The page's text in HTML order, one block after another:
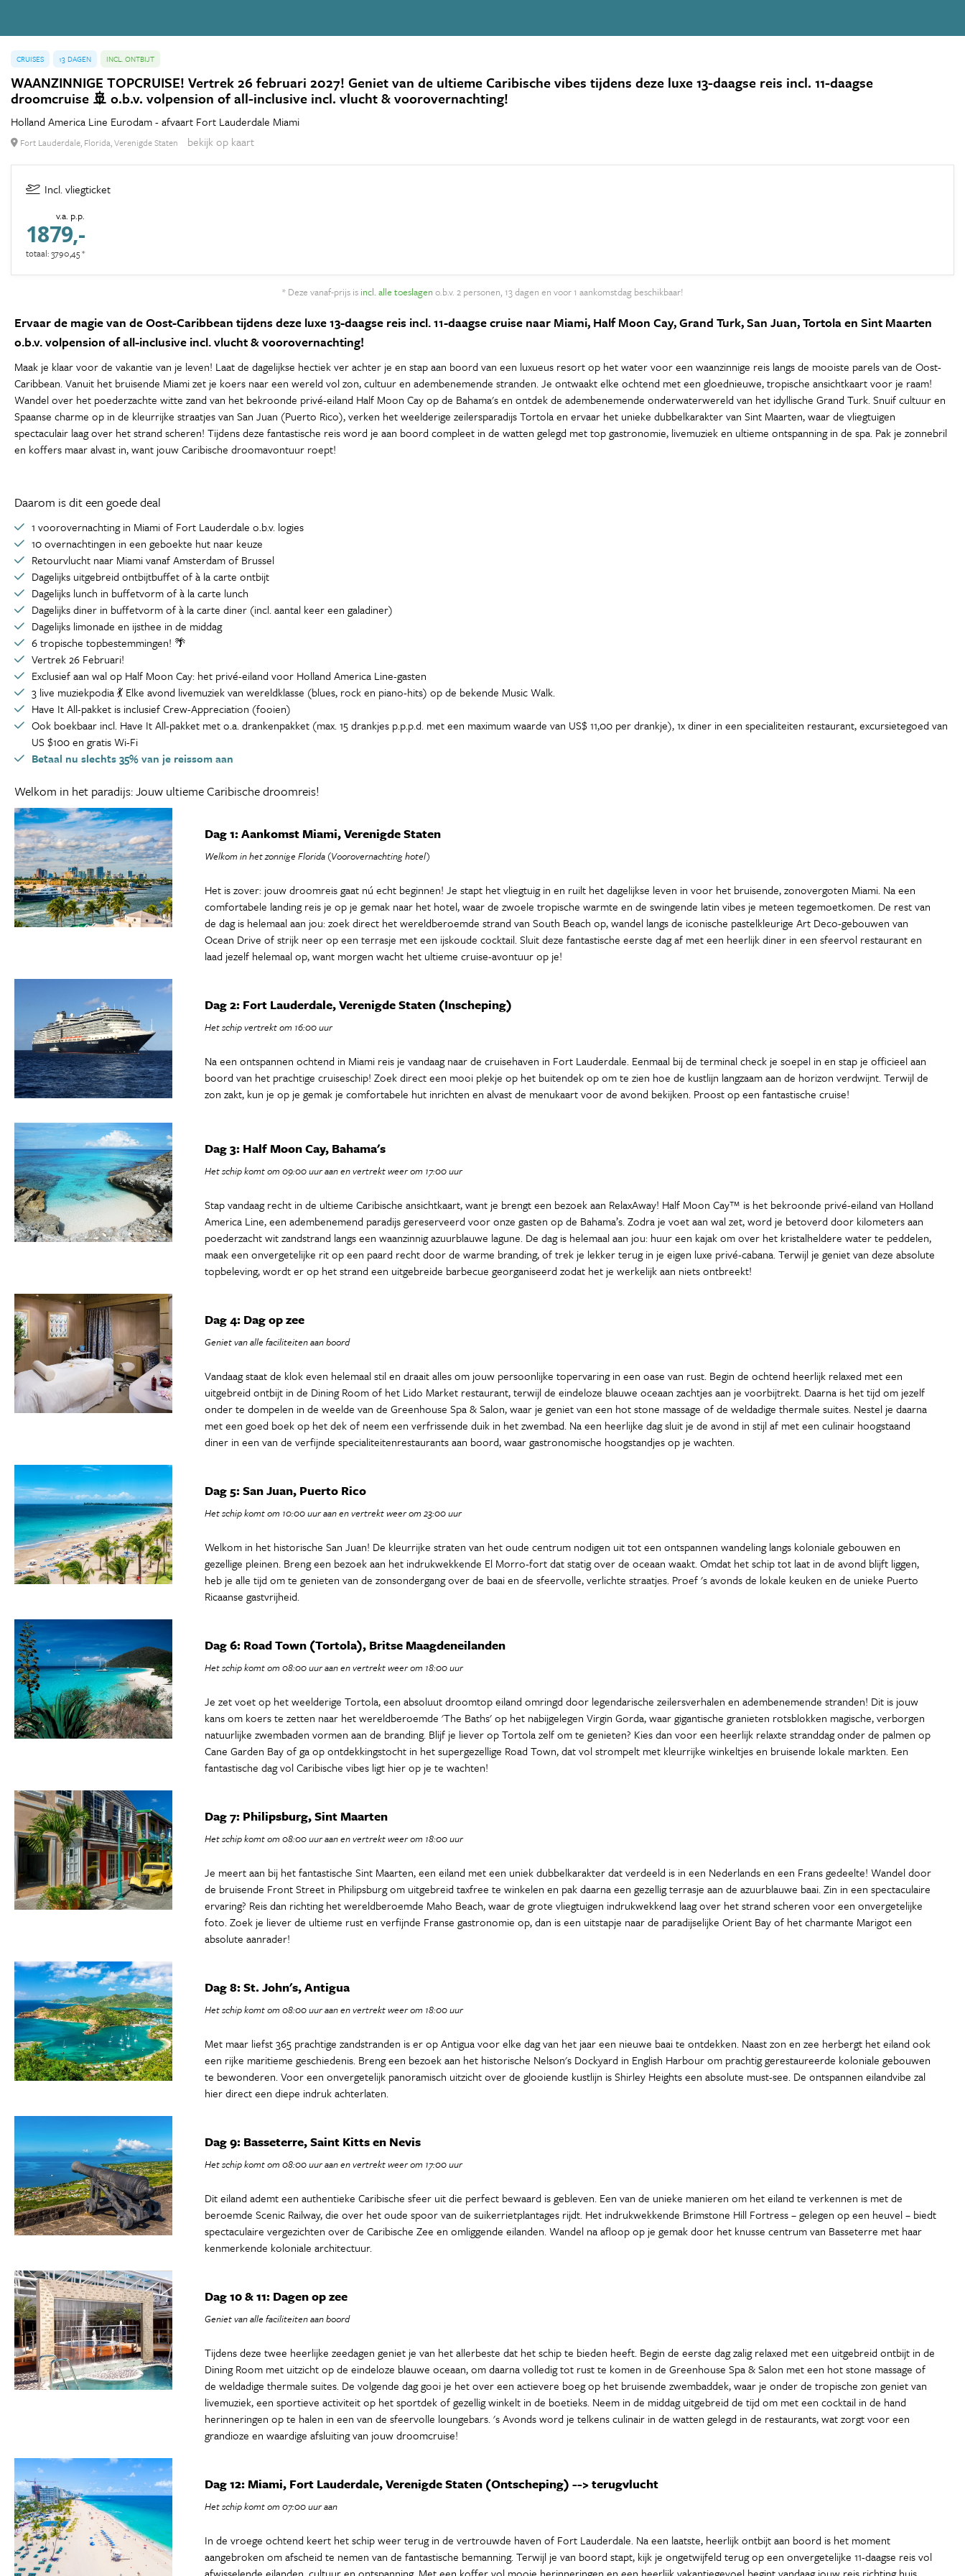
CRUISES 13 DAGEN INCL. ONTBIJT
WAANZINNIGE TOPCRUISE! Vertrek 26 februari 2027! Geniet van de ultieme Caribische vibes tijdens deze luxe 13-daagse reis incl. 11-daagse
droomcruise 🚢 o.b.v. volpension of all-inclusive incl. vlucht & voorovernachting!
Holland America Line Eurodam - afvaart Fort Lauderdale Miami
Fort Lauderdale, Florida, Verenigde Staten bekijk op kaart
Incl. vliegticket
v.a. p.p.
1879,-
totaal: 3790,45 *
* Deze vanaf-prijs is incl. alle toeslagen o.b.v. 2 personen, 13 dagen en voor 1 aankomstdag beschikbaar!
Ervaar de magie van de Oost-Caribbean tijdens deze luxe 13-daagse reis incl. 11-daagse cruise naar Miami, Half Moon Cay, Grand Turk, San Juan, Tortola en Sint Maarten
o.b.v. volpension of all-inclusive incl. vlucht & voorovernachting!
Maak je klaar voor de vakantie van je leven! Laat de dagelijkse hectiek ver achter je en stap aan boord van een luxueus resort op het water voor een waanzinnige reis langs de mooiste parels van de Oost-
Caribbean. Vanuit het bruisende Miami zet je koers naar een wereld vol zon, cultuur en adembenemende stranden. Je ontwaakt elke ochtend met een gloednieuwe, tropische ansichtkaart voor je raam!
Wandel over het poederzachte witte zand van het bekroonde privé-eiland Half Moon Cay op de Bahama's en ontdek de adembenemende onderwaterwereld van het idyllische Grand Turk. Snuif cultuur en
Spaanse charme op in de kleurrijke straatjes van San Juan (Puerto Rico), verken het weelderige zeilersparadijs Tortola en ervaar het unieke dubbelkarakter van Sint Maarten, waar de vliegtuigen
spectaculair laag over het strand scheren! Tijdens deze fantastische reis word je aan boord compleet in de watten gelegd met top gastronomie, livemuziek en ultieme ontspanning in de spa. Pak je zonnebril
en koffers maar alvast in, want jouw Caribische droomavontuur roept!
Daarom is dit een goede deal
1 voorovernachting in Miami of Fort Lauderdale o.b.v. logies
10 overnachtingen in een geboekte hut naar keuze
Retourvlucht naar Miami vanaf Amsterdam of Brussel
Dagelijks uitgebreid ontbijtbuffet of à la carte ontbijt
Dagelijks lunch in buffetvorm of à la carte lunch
Dagelijks diner in buffetvorm of à la carte diner (incl. aantal keer een galadiner)
Dagelijks limonade en ijsthee in de middag
6 tropische topbestemmingen! 🌴
Vertrek 26 Februari!
Exclusief aan wal op Half Moon Cay: het privé-eiland voor Holland America Line-gasten
3 live muziekpodia 💃 Elke avond livemuziek van wereldklasse (blues, rock en piano-hits) op de bekende Music Walk.
Have It All-pakket is inclusief Crew-Appreciation (fooien)
Ook boekbaar incl. Have It All-pakket met o.a. drankenpakket (max. 15 drankjes p.p.p.d. met een maximum waarde van US$ 11,00 per drankje), 1x diner in een specialiteiten restaurant, excursietegoed van
US $100 en gratis Wi-Fi
Betaal nu slechts 35% van je reissom aan
Welkom in het paradijs: Jouw ultieme Caribische droomreis!
Dag 1: Aankomst Miami, Verenigde Staten
Welkom in het zonnige Florida (Voorovernachting hotel)
Het is zover: jouw droomreis gaat nú echt beginnen! Je stapt het vliegtuig in en ruilt het dagelijkse leven in voor het bruisende, zonovergoten Miami. Na een
comfortabele landing reis je op je gemak naar het hotel, waar de zwoele tropische warmte en de swingende latin vibes je meteen tegemoetkomen. De rest van
de dag is helemaal aan jou: zoek direct het wereldberoemde strand van South Beach op, wandel langs de iconische pastelkleurige Art Deco-gebouwen van
Ocean Drive of strijk neer op een terrasje met een ijskoude cocktail. Sluit deze fantastische eerste dag af met een heerlijk diner in een sfeervol restaurant en
laad jezelf helemaal op, want morgen wacht het ultieme cruise-avontuur op je!
Dag 2: Fort Lauderdale, Verenigde Staten (Inscheping)
Het schip vertrekt om 16:00 uur
Na een ontspannen ochtend in Miami reis je vandaag naar de cruisehaven in Fort Lauderdale. Eenmaal bij de terminal check je soepel in en stap je officieel aan
boord van het prachtige cruiseschip! Zoek direct een mooi plekje op het buitendek op om te zien hoe de kustlijn langzaam aan de horizon verdwijnt. Terwijl de
zon zakt, kun je op je gemak je comfortabele hut inrichten en alvast de menukaart voor de avond bekijken. Proost op een fantastische cruise!
Dag 3: Half Moon Cay, Bahama's
Het schip komt om 09:00 uur aan en vertrekt weer om 17:00 uur
Stap vandaag recht in de ultieme Caribische ansichtkaart, want je brengt een bezoek aan RelaxAway! Half Moon Cay™ is het bekroonde privé-eiland van Holland
America Line, een adembenemend paradijs gereserveerd voor onze gasten op de Bahama’s. Zodra je voet aan wal zet, word je betoverd door kilometers aan
poederzacht wit zandstrand langs een waanzinnig azuurblauwe lagune. De dag is helemaal aan jou: huur een kajak om over het kristalheldere water te peddelen,
maak een onvergetelijke rit op een paard recht door de warme branding, of trek je lekker terug in je eigen luxe privé-cabana. Terwijl je geniet van deze absolute
topbeleving, wordt er op het strand een uitgebreide barbecue georganiseerd zodat het je werkelijk aan niets ontbreekt!
Dag 4: Dag op zee
Geniet van alle faciliteiten aan boord
Vandaag staat de klok even helemaal stil en draait alles om jouw persoonlijke topervaring in een oase van rust. Begin de ochtend heerlijk relaxed met een
uitgebreid ontbijt in de Dining Room of het Lido Market restaurant, terwijl de eindeloze blauwe oceaan zachtjes aan je voorbijtrekt. Daarna is het tijd om jezelf
onder te dompelen in de weelde van de Greenhouse Spa & Salon, waar je geniet van een hot stone massage of de weldadige thermale suites. Nestel je daarna
met een goed boek op het dek of neem een verfrissende duik in het zwembad. Na een heerlijke dag sluit je de avond in stijl af met een culinair hoogstaand
diner in een van de verfijnde specialiteitenrestaurants aan boord, waar gastronomische hoogstandjes op je wachten.
Dag 5: San Juan, Puerto Rico
Het schip komt om 10:00 uur aan en vertrekt weer om 23:00 uur
Welkom in het historische San Juan! De kleurrijke straten van het oude centrum nodigen uit tot een ontspannen wandeling langs koloniale gebouwen en
gezellige pleinen. Breng een bezoek aan het indrukwekkende El Morro-fort dat statig over de oceaan waakt. Omdat het schip tot laat in de avond blijft liggen,
heb je alle tijd om te genieten van de zonsondergang over de baai en de sfeervolle, verlichte straatjes. Proef 's avonds de lokale keuken en de unieke Puerto
Ricaanse gastvrijheid.
Dag 6: Road Town (Tortola), Britse Maagdeneilanden
Het schip komt om 08:00 uur aan en vertrekt weer om 18:00 uur
Je zet voet op het weelderige Tortola, een absoluut droomtop eiland omringd door legendarische zeilersverhalen en adembenemende stranden! Dit is jouw
kans om koers te zetten naar het wereldberoemde 'The Baths' op het nabijgelegen Virgin Gorda, waar gigantische granieten rotsblokken magische, verborgen
natuurlijke zwembaden vormen aan de branding. Blijf je liever op Tortola zelf om te genieten? Kies dan voor een heerlijk relaxte stranddag onder de palmen op
Cane Garden Bay of ga op ontdekkingstocht in het supergezellige Road Town, dat vol strompelt met kleurrijke winkeltjes en bruisende lokale markten. Een
fantastische dag vol Caribische vibes ligt hier op je te wachten!
Dag 7: Philipsburg, Sint Maarten
Het schip komt om 08:00 uur aan en vertrekt weer om 18:00 uur
Je meert aan bij het fantastische Sint Maarten, een eiland met een uniek dubbelkarakter dat verdeeld is in een Nederlands en een Frans gedeelte! Wandel door
de bruisende Front Street in Philipsburg om uitgebreid taxfree te winkelen en pak daarna een gezellig terrasje aan de azuurblauwe baai. Zin in een spectaculaire
ervaring? Reis dan richting het wereldberoemde Maho Beach, waar de grote vliegtuigen indrukwekkend laag over het strand scheren voor een onvergetelijke
foto. Zoek je liever de ultieme rust en verfijnde Franse gastronomie op, dan is een uitstapje naar de paradijselijke Orient Bay of het charmante Marigot een
absolute aanrader!
Dag 8: St. John's, Antigua
Het schip komt om 08:00 uur aan en vertrekt weer om 18:00 uur
Met maar liefst 365 prachtige zandstranden is er op Antigua voor elke dag van het jaar een nieuwe baai te ontdekken. Naast zon en zee herbergt het eiland ook
een rijke maritieme geschiedenis. Breng een bezoek aan het historische Nelson's Dockyard in English Harbour om prachtig gerestaureerde koloniale gebouwen
te bewonderen. Voor een onvergetelijk panoramisch uitzicht over de glooiende kustlijn is Shirley Heights een absolute must-see. De ontspannen eilandvibe zal
hier direct een diepe indruk achterlaten.
Dag 9: Basseterre, Saint Kitts en Nevis
Het schip komt om 08:00 uur aan en vertrekt weer om 17:00 uur
Dit eiland ademt een authentieke Caribische sfeer uit die perfect bewaard is gebleven. Een van de unieke manieren om het eiland te verkennen is met de
beroemde Scenic Railway, die over het oude spoor van de suikerrietplantages rijdt. Het indrukwekkende Brimstone Hill Fortress – gelegen op een heuvel – biedt
spectaculaire vergezichten over de Caribische Zee en omliggende eilanden. Wandel na afloop op je gemak door het knusse centrum van Basseterre met haar
kenmerkende koloniale architectuur.
Dag 10 & 11: Dagen op zee
Geniet van alle faciliteiten aan boord
Tijdens deze twee heerlijke zeedagen geniet je van het allerbeste dat het schip te bieden heeft. Begin de eerste dag zalig relaxed met een uitgebreid ontbijt in de
Dining Room met uitzicht op de eindeloze blauwe oceaan, om daarna volledig tot rust te komen in de Greenhouse Spa & Salon met een hot stone massage of
de weldadige thermale suites. De volgende dag gooi je het over een actievere boeg op het bruisende zwembaddek, waar je onder de tropische zon geniet van
livemuziek, een sportieve activiteit op het sportdek of gezellig winkelt in de boetieks. Neem in de middag uitgebreid de tijd om met een cocktail in de hand
herinneringen op te halen in een van de sfeervolle loungebars. 's Avonds word je telkens culinair in de watten gelegd in de restaurants, wat zorgt voor een
grandioze en waardige afsluiting van jouw droomcruise!
Dag 12: Miami, Fort Lauderdale, Verenigde Staten (Ontscheping) --> terugvlucht
Het schip komt om 07:00 uur aan
In de vroege ochtend keert het schip weer terug in de vertrouwde haven of Fort Lauderdale. Na een laatste, heerlijk ontbijt aan boord is het moment
aangebroken om afscheid te nemen van de fantastische bemanning. Terwijl je van boord stapt, kijk je ongetwijfeld terug op een onvergetelijke 11-daagse reis vol